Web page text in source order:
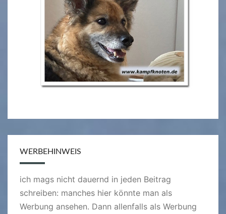
WERBEHINWEIS
ich mags nicht dauernd in jeden Beitrag
schreiben: manches hier könnte man als
Werbung ansehen. Dann allenfalls als Werbung